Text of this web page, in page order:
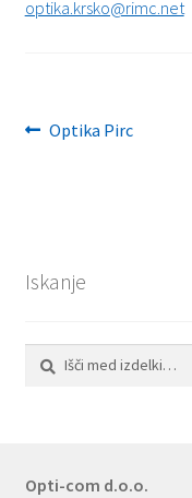
optika.krsko@rimc.net
Navigacija
Previous
Optika Pirc
Iskanje
Iskanje
Opti-com d.o.o.